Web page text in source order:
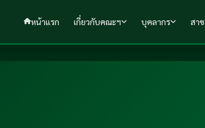
หน้าแรก เกี่ยวกับคณะฯ บุคลากร สา